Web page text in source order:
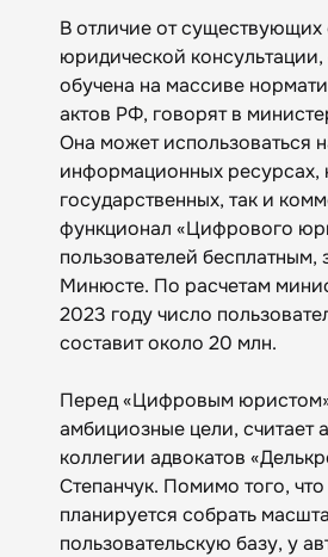
В отличие от существующих
юридической консультации,
обучена на массиве
актов РФ, говорят в
Она может использоваться
информационных ресурсах,
государственных, так и
функционал «Цифрового
пользователей бесплатным,
Минюсте. По расчетам
2023 году число
составит около 20 млн.
Перед «Цифровым
амбициозные цели, считает
коллегии адвокатов
Степанчук. Помимо того, что
планируется собрать
пользовательскую базу, у